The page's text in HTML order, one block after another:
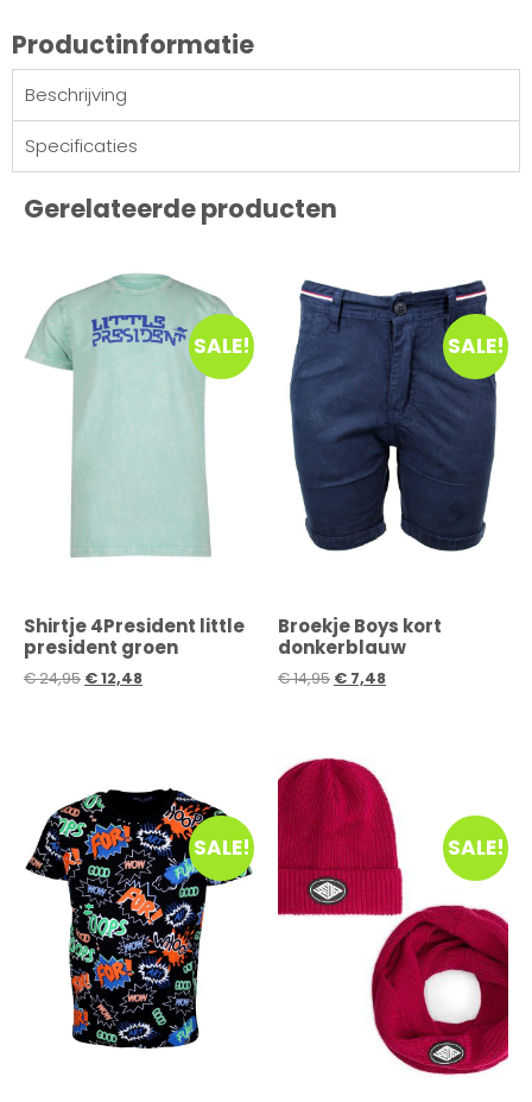
Productinformatie
Beschrijving
Specificaties
Gerelateerde producten
SALE!
Shirtje 4President little
president groen
€24,95 €12,48
SALE!
Broekje Boys kort
donkerblauw
€14,95 € 7,48
SALE! SALE!